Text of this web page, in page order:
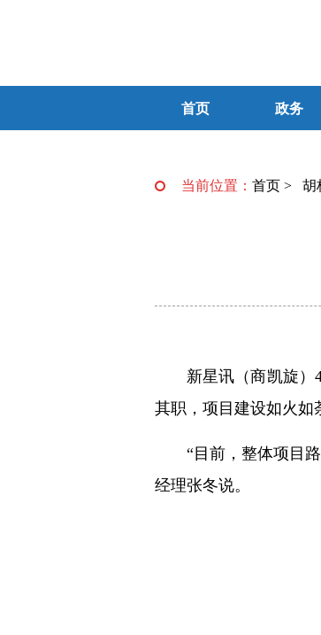
首页 政务
当前位置： 首页 > 胡
新星讯（商凯旋）
其职，项目建设如火如
“目前，整体项目
经理张冬说。